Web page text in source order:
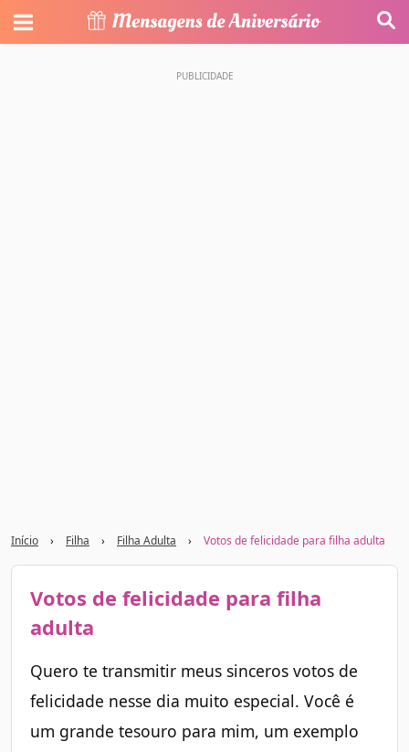
Início › Filha › Filha Adulta › Votos de felicidade para filha adulta
Votos de felicidade para filha
adulta
Quero te transmitir meus sinceros votos de
felicidade nesse dia muito especial. Você é
um grande tesouro para mim, um exemplo